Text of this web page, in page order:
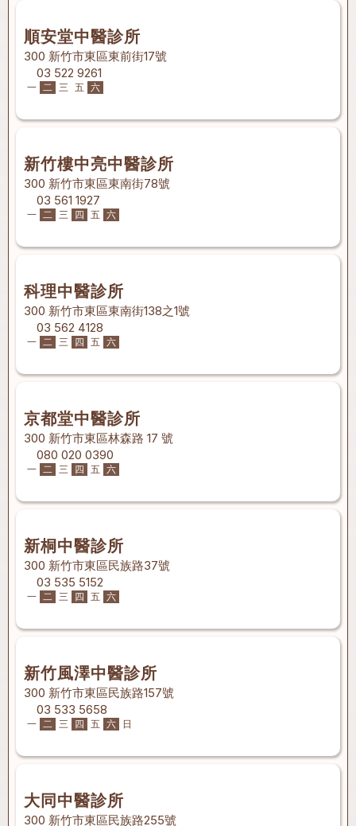
順安堂中醫診所
300 新竹市東區東前街17號
03 522 9261
一 二 三 五 六
新竹樓中亮中醫診所
300 新竹市東區東南街78號
03 561 1927
一 二 三 四 五 六
科理中醫診所
300 新竹市東區東南街138之1號
03 562 4128
一 二 三 四 五 六
京都堂中醫診所
300 新竹市東區林森路 17 號
080 020 0390
一 二 三 四 五 六
新桐中醫診所
300 新竹市東區民族路37號
03 535 5152
一 二 三 四 五 六
新竹風澤中醫診所
300 新竹市東區民族路157號
03 533 5658
一 二 三 四 五 六 日
大同中醫診所
300 新竹市東區民族路255號